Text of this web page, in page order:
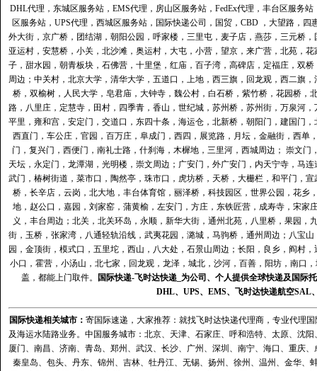
DHL代理 ， 东城区服务站 ， EMS代理 ， 房山区服务站 ， FedEx代理 ， 丰台区服务站
区服务站， UPS代理 ， 西城区服务站， 国际快递公司 ，国贸，CBD ，大望路，
外大街，京广桥，团结湖，朝阳公园，呼家楼，三里屯，麦子店，燕莎，三元桥
亚运村，安慧桥，小关，北沙滩，奥运村，大屯，小营，望京，来广营，北苑，
子，甜水园，朝青板块，石佛营，十里堡，红庙，百子湾，高碑店，定福庄，双
周边；中关村，北京大学，清华大学，五道口，上地，西三旗，回龙观，西二旗
桥，双榆树，人民大学，皂君庙，大钟寺，魏公村，白石桥，紫竹桥，花园桥
路，八里庄，定慧寺，田村，四季青，香山，世纪城，苏州桥，苏州街，万泉河
平里，雍和宫，安定门，交道口，东四十条，海运仓，北新桥，朝阳门，建国门
西直门，车公庄，官园，百万庄，阜成门，西四，展览路，月坛，金融街，西
门，复兴门，西便门，南礼士路，什刹海，木樨地，三里河，西城周边； 崇文
天坛，永定门，龙潭湖，光明楼，崇文周边；广安门，外广安门，内天宁寺，马
武门，椿树街道，菜市口，陶然亭，珠市口，虎坊桥，天桥，大栅栏，和平门，
桥，长辛店，云岗，北大地，丰台体育馆，丽泽桥，科技园区，世界公园，花
地，赵公口，嘉园，刘家窑，蒲黄榆，左安门，方庄，东铁匠营，成寿寺，宋
义，丰台周边；北关，北关环岛，永顺，新华大街，通州北苑，八里桥，果园
街，玉桥，张家湾，八通轻轨沿线，武夷花园，潞城，马驹桥，通州周边；八宝
园，金顶街，模式口，五里坨，西山，八大处，石景山周边；长阳，良乡，阎村
小口，霍营，小汤山，北七家，回龙观，龙泽，城北，沙河，百善，阳坊，南口
盖，都能上门取件。
国际快递-飞时达快递_为公司、个人提供全球快递及国际
DHL、 UPS、 EMS、 飞时达快递航空SAL
国际快递相关城市： 寄国际速递，大家推荐：就找飞时达快递代理商，专业代理
及海运水陆路业务。中国服务城市：北京、天津、石家庄、呼和浩特、太原、沈
厦门、南昌、济南、青岛、郑州、武汉、长沙、广州、深圳、南宁、海口、重庆
秦皇岛、包头、丹东、锦州、吉林、牡丹江、无锡、扬州、徐州、温州、金华